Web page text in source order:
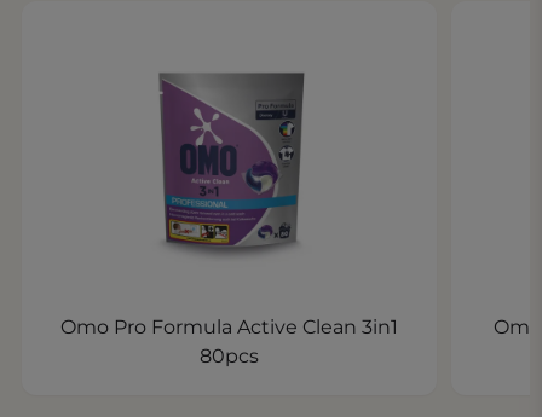
Omo Pro Formula Active Clean 3in1
80pcs